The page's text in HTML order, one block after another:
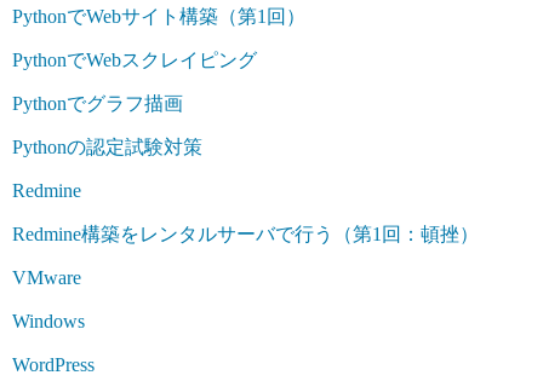
PythonでWebサイト構築（第1回）
PythonでWebスクレイピング
Pythonでグラフ描画
Pythonの認定試験対策
Redmine
Redmine構築をレンタルサーバで行う（第1回：頓挫）
VMware
Windows
WordPress